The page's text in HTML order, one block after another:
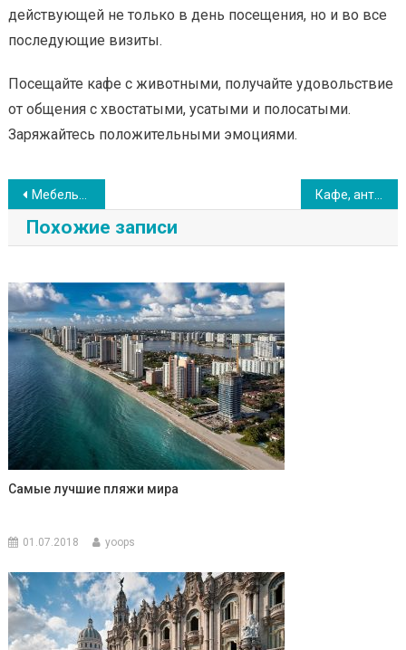
действующей не только в день посещения, но и во все
последующие визиты.
Посещайте кафе с животными, получайте удовольствие
от общения с хвостатыми, усатыми и полосатыми.
Заряжайтесь положительными эмоциями.
Навигация
по
записям
Мебельные центры в Саратове Кафе, антикафе и котокафе Санкт-Петербурга с животными
Похожие записи
Самые лучшие пляжи мира
01.07.2018 yoops